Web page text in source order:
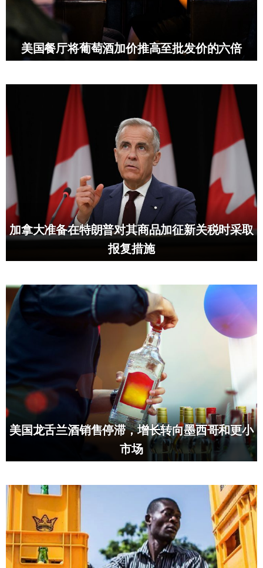
美国餐厅将葡萄酒加价推高至批发价的六倍
加拿大准备在特朗普对其商品加征新关税时采取
报复措施
美国龙舌兰酒销售停滞，增长转向墨西哥和更小
市场